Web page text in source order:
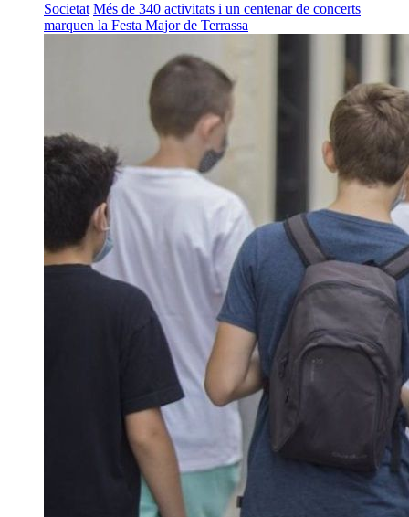
Societat Més de 340 activitats i un centenar de concerts
marquen la Festa Major de Terrassa